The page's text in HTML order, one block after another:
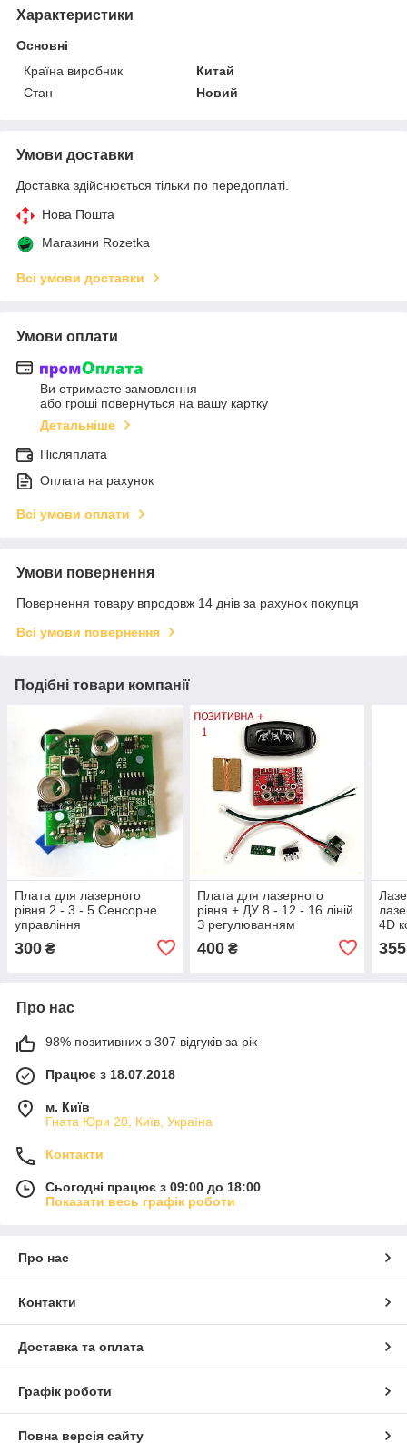
Характеристики
Основні
Країна виробник
Китай
Стан
Новий
Умови доставки
Доставка здійснюється тільки по передоплаті.
Нова Пошта
Магазини Rozetka
Всі умови доставки
Умови оплати
Ви отримаєте замовлення
або гроші повернуться на вашу картку
Детальніше
Післяплата
Оплата на рахунок
Всі умови оплати
Умови повернення
Повернення товару впродовж 14 днів за рахунок покупця
Всі умови повернення
Подібні товари компанії
Плата для лазерного
рівня 2 - 3 - 5 Сенсорне
управління
300 ₴
Плата для лазерного
рівня + ДУ 8 - 12 - 16 ліній
З регулюванням
400₴
4D
355
Про нас
98% позитивних з 307 відгуків за рік
Працює з 18.07.2018
м. Київ
Гната Юри 20, Київ, Україна
Контакти
Сьогодні працює з 09:00 до 18:00
Показати весь графік роботи
Про нас
Контакти
Доставка та оплата
Графік роботи
Повна версія сайту